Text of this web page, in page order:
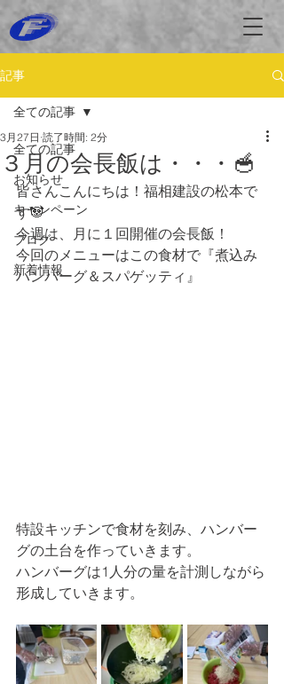
記事
全ての記事
お知らせ
キャンペーン
ブログ
新着情報
全ての記事
３月の会長飯は・・・🥣
3月27日 読了時間: 2分
皆さんこんにちは！福相建設の松本で
す🐼
今週は、月に１回開催の会長飯！
今回のメニューはこの食材で『煮込み
ハンバーグ＆スパゲッティ』
特設キッチンで食材を刻み、ハンバー
グの土台を作っていきます。
ハンバーグは1人分の量を計測しながら
形成していきます。